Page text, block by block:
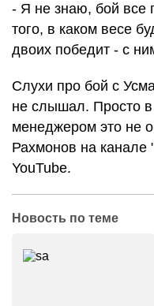
- Я не знаю, бой все
того, в каком весе
двоих победит - с
Слухи про бой с
не слышал. Просто
менеджером это не
Рахмонов на
YouTube.
Новость по теме